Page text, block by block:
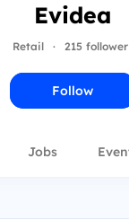
Evidea
Retail · 215 follower
Follow
Jobs